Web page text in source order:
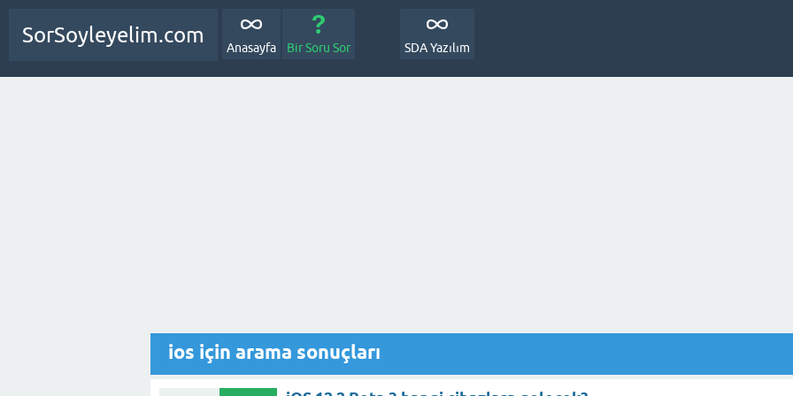
SorSoyleyelim.com
Anasayfa Bir Soru Sor SDA Yazılım
ios için arama sonuçları